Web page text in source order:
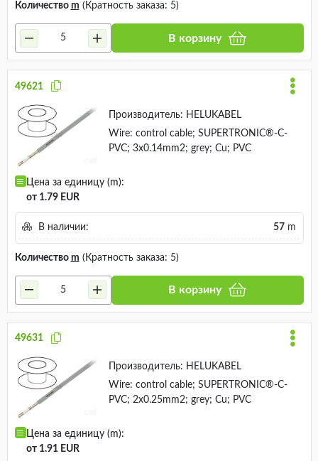
Количество m (Кратность заказа: 5)
В корзину
49621
Производитель: HELUKABEL
Wire: control cable; SUPERTRONIC®-C-
PVC; 3x0.14mm2; grey; Cu; PVC
Цена за единицу (m):
от 1.79 EUR
В наличии: 57m
Количество m (Кратность заказа: 5)
В корзину
49631
Производитель: HELUKABEL
Wire: control cable; SUPERTRONIC®-C-
PVC; 2x0.25mm2; grey; Cu; PVC
Цена за единицу (m):
от 1.91 EUR